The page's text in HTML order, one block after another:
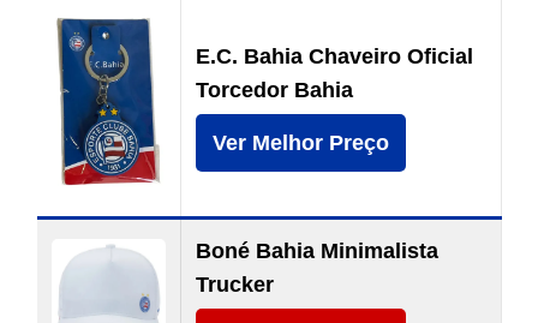
E.C. Bahia Chaveiro Oficial
Torcedor Bahia
Ver Melhor Preço
Boné Bahia Minimalista
Trucker